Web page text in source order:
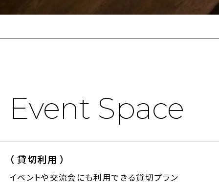
Event Space
（ 貸切利用 ）
イベントや交流会にも利用できる貸切プラン